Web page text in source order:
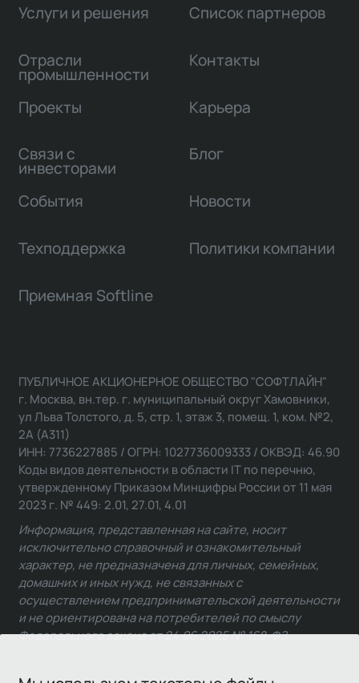
Услуги и решения
Отрасли
промышленности
Проекты
Связи с
инвесторами
Список партнеров
Контакты
Карьера
Блог
События Новости
Техподдержка Политики компании
Приемная Softline
ПУБЛИЧНОЕ АКЦИОНЕРНОЕ ОБЩЕСТВО "СОФТЛАЙН"
г. Москва, вн.тер. г. муниципальный округ Хамовники,
ул Льва Толстого, д. 5, стр. 1, этаж 3, помещ. 1, ком. №2,
2А (А311)
ИНН: 7736227885 / ОГРН: 1027736009333 / ОКВЭД: 46.90
Коды видов деятельности в области IT по перечню,
утвержденному Приказом Минцифры России от 11 мая
2023 г. № 449: 2.01, 27.01, 4.01
Информация, представленная на сайте, носит
исключительно справочный и ознакомительный
характер, не предназначена для личных, семейных,
домашних и иных нужд, не связанных с
осуществлением предпринимательской деятельности
и не ориентирована на потребителей по смыслу
Федерального закона от 24.06.2025 № 168-ФЗ.